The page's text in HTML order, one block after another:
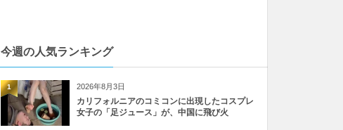
今週の人気ランキング
2026年8月3日
カリフォルニアのコミコンに出現したコスプレ
女子の「足ジュース」が、中国に飛び火
1